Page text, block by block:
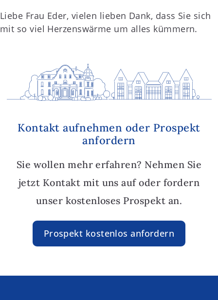
Liebe Frau Eder, vielen lieben Dank, dass Sie sich
mit so viel Herzenswärme um alles kümmern.
Kontakt aufnehmen oder Prospekt
anfordern
Sie wollen mehr erfahren? Nehmen Sie
jetzt Kontakt mit uns auf oder fordern
unser kostenloses Prospekt an.
Prospekt kostenlos anfordern